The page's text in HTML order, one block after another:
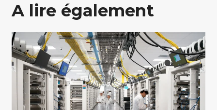
A lire également